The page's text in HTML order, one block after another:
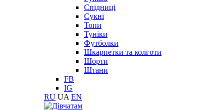
Спідниці
Сукні
Топи
Туніки
Футболки
Шкарпетки та колготи
Шорти
Штани
FB
IG
RU UA EN